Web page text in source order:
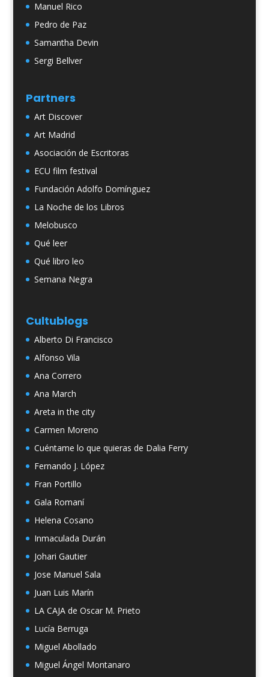
Manuel Rico
Pedro de Paz
Samantha Devin
Sergi Bellver
Partners
Art Discover
Art Madrid
Asociación de Escritoras
ECU film festival
Fundación Adolfo Domínguez
La Noche de los Libros
Melobusco
Qué leer
Qué libro leo
Semana Negra
Cultublogs
Alberto Di Francisco
Alfonso Vila
Ana Correro
Ana March
Areta in the city
Carmen Moreno
Cuéntame lo que quieras de Dalia Ferry
Fernando J. López
Fran Portillo
Gala Romaní
Helena Cosano
Inmaculada Durán
Johari Gautier
Jose Manuel Sala
Juan Luis Marín
LA CAJA de Oscar M. Prieto
Lucía Berruga
Miguel Abollado
Miguel Ángel Montanaro